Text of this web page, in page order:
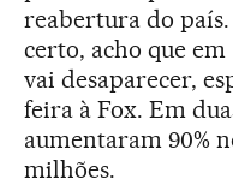
reabertura do
certo, acho que
vai desaparecer,
feira à Fox. Em
aumentaram 90%
milhões.